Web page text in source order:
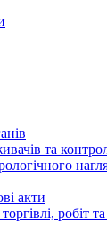
та
акти
робіт